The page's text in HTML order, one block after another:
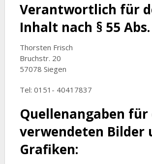
Verantwortlich für
Inhalt nach § 55 Abs.
Thorsten Frisch
Bruchstr. 20
57078 Siegen
Tel: 0151- 40417837
Quellenangaben für
verwendeten Bilder
Grafiken: